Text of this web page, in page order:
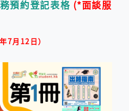
預約登記表格 (*面談服
7月12日）